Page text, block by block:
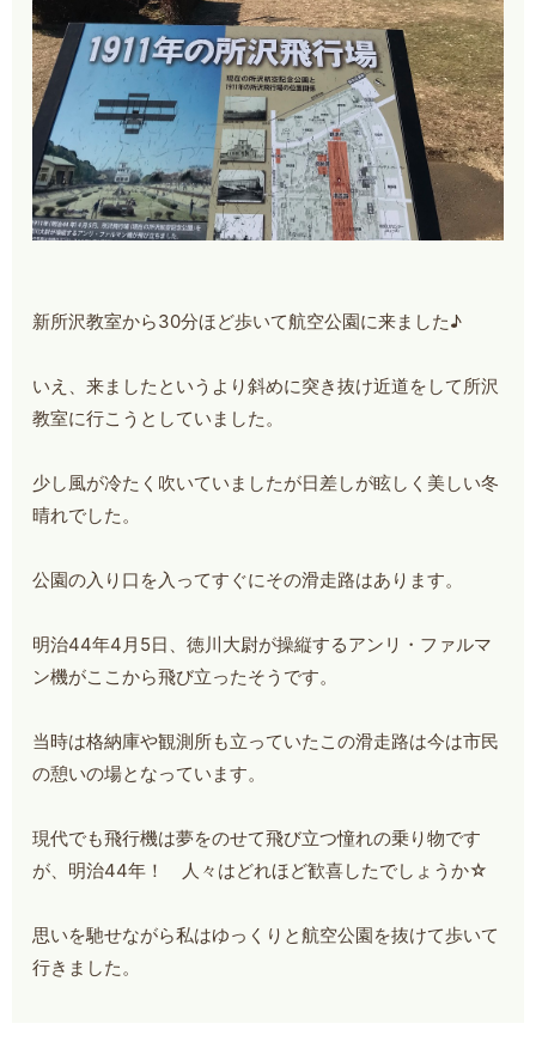
新所沢教室から30分ほど歩いて航空公園に来ました♪
いえ、来ましたというより斜めに突き抜け近道をして所沢
教室に行こうとしていました。
少し風が冷たく吹いていましたが日差しが眩しく美しい冬
晴れでした。
公園の入り口を入ってすぐにその滑走路はあります。
明治44年4月5日、徳川大尉が操縦するアンリ・ファルマ
ン機がここから飛び立ったそうです。
当時は格納庫や観測所も立っていたこの滑走路は今は市民
の憩いの場となっています。
現代でも飛行機は夢をのせて飛び立つ憧れの乗り物です
が、明治44年！ 人々はどれほど歓喜したでしょうか☆
思いを馳せながら私はゆっくりと航空公園を抜けて歩いて
行きました。